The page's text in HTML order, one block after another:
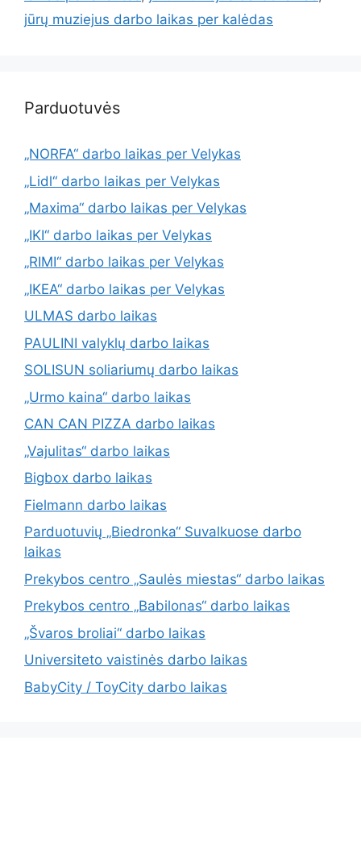
jūrų muziejus darbo laikas per kalėdas
Parduotuvės
„NORFA“ darbo laikas per Velykas
„Lidl“ darbo laikas per Velykas
„Maxima“ darbo laikas per Velykas
„IKI“ darbo laikas per Velykas
„RIMI“ darbo laikas per Velykas
„IKEA“ darbo laikas per Velykas
ULMAS darbo laikas
PAULINI valyklų darbo laikas
SOLISUN soliariumų darbo laikas
„Urmo kaina“ darbo laikas
CAN CAN PIZZA darbo laikas
„Vajulitas“ darbo laikas
Bigbox darbo laikas
Fielmann darbo laikas
Parduotuvių „Biedronka“ Suvalkuose darbo
laikas
Prekybos centro „Saulės miestas“ darbo laikas
Prekybos centro „Babilonas“ darbo laikas
„Švaros broliai“ darbo laikas
Universiteto vaistinės darbo laikas
BabyCity / ToyCity darbo laikas